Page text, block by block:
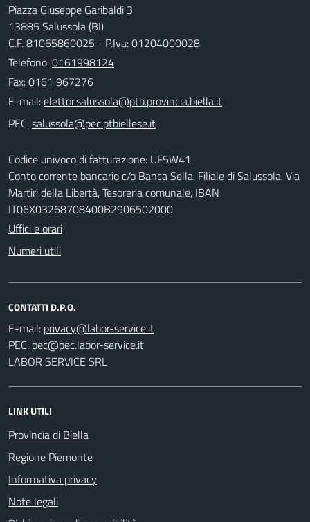
Piazza Giuseppe Garibaldi 3
13885 Salussola (BI)
C.F. 81065860025 - P.Iva: 01204000028
Telefono:0161998124
Fax: 0161 967276
E-mail:
PEC:
Codice univoco di fatturazione: UF5W41
Conto corrente bancario c/o Banca Sella, Filiale di Salussola, Via
Martiri della Libertà, Tesoreria comunale, IBAN
IT06X03268708400B2906502000
Uffici e orari
Numeri utili
CONTATTI D.P.O.
E-mail:
PEC:
LABOR SERVICE SRL
LINK UTILI
Provincia di Biella
Regione Piemonte
Informativa privacy
Note legali